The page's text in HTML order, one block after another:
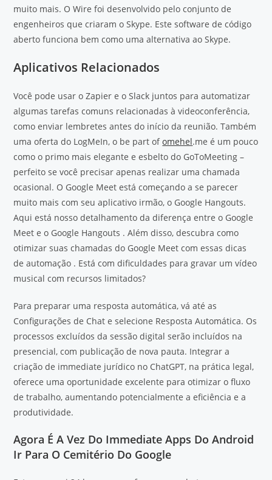
muito mais. O Wire foi desenvolvido pelo conjunto de
engenheiros que criaram o Skype. Este software de código
aberto funciona bem como uma alternativa ao Skype.
Aplicativos Relacionados
Você pode usar o Zapier e o Slack juntos para automatizar
algumas tarefas comuns relacionadas à videoconferência,
como enviar lembretes antes do início da reunião. Também
uma oferta do LogMeIn, o be part ofomehel.me é um pouco
como o primo mais elegante e esbelto do GoToMeeting –
perfeito se você precisar apenas realizar uma chamada
ocasional. O Google Meet está começando a se parecer
muito mais com seu aplicativo irmão, o Google Hangouts.
Aqui está nosso detalhamento da diferença entre o Google
Meet e o Google Hangouts . Além disso, descubra como
otimizar suas chamadas do Google Meet com essas dicas
de automação . Está com dificuldades para gravar um vídeo
musical com recursos limitados?
Para preparar uma resposta automática, vá até as
Configurações de Chat e selecione Resposta Automática. Os
processos excluídos da sessão digital serão incluídos na
presencial, com publicação de nova pauta. Integrar a
criação de immediate jurídico no ChatGPT, na prática legal,
oferece uma oportunidade excelente para otimizar o fluxo
de trabalho, aumentando potencialmente a eficiência e a
produtividade.
Agora É A Vez Do Immediate Apps Do Android
Ir Para O Cemitério Do Google